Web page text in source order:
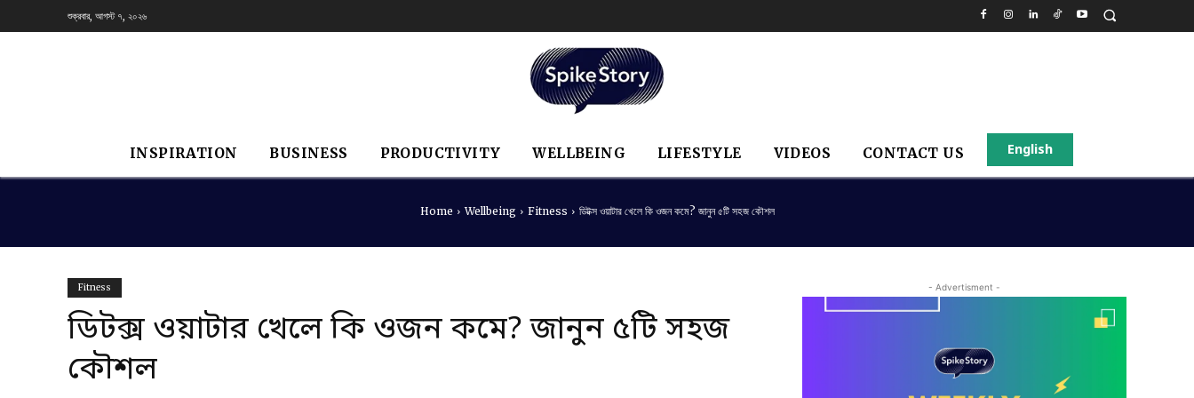
শুক্রবার, আগস্ট ৭, ২০২৬
INSPIRATION BUSINESS PRODUCTIVITY WELLBEING LIFESTYLE VIDEOS CONTACT US English
Home Wellbeing Fitness ডিটক্স ওয়াটার খেলে কি ওজন কমে? জানুন ৫টি সহজ কৌশল
Fitness
ডিটক্স ওয়াটার খেলে কি ওজন কমে? জানুন ৫টি সহজ
কৌশল
- Advertisment -